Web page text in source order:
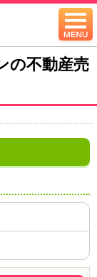
の不動産売